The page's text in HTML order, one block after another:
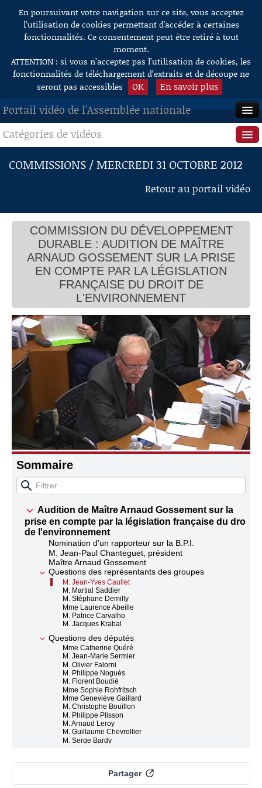
Aller au contenu
En poursuivant votre navigation sur ce site, vous acceptez
l’utilisation de cookies permettant d'accéder à certaines
fonctionnalités. Ce consentement peut être retiré à tout
moment.
ATTENTION : si vous n’acceptez pas l’utilisation de cookies, les
fonctionnalités de téléchargement d’extraits et de découpe ne
seront pas accessibles
OK En savoir plus
Portail vidéo de l'Assemblée nationale
ACCUEIL
EN DIRECT
RECHERCHE
AIDE À LA DÉCOUPE
DE VIDÉOS
Catégories de vidéos
Séance publique
Questions au Gouvernement
Commissions
Présidence
Évènements
Connaissance, Histoire
Autres
COMMISSIONS / MERCREDI 31 OCTOBRE 2012
Retour au portail vidéo
COMMISSION DU DÉVELOPPEMENT
DURABLE : AUDITION DE MAÎTRE
ARNAUD GOSSEMENT SUR LA PRISE
EN COMPTE PAR LA LÉGISLATION
FRANÇAISE DU DROIT DE
L'ENVIRONNEMENT
Sommaire
Audition de Maître Arnaud Gossement sur la
prise en compte par la législation française du droit
de l'environnement
Nomination d'un rapporteur sur la B.P.I.
M. Jean-Paul Chanteguet, président
Maître Arnaud Gossement
Questions des représentants des groupes
M. Jean-Yves Caullet
M. Martial Saddier
M. Stéphane Demilly
Mme Laurence Abeille
M. Patrice Carvalho
M. Jacques Krabal
Questions des députés
Mme Catherine Quéré
M. Jean-Marie Sermier
M. Olivier Falorni
M. Philippe Noguès
M. Florent Boudié
Mme Sophie Rohfritsch
Mme Geneviève Gaillard
M. Christophe Bouillon
M. Philippe Plisson
M. Arnaud Leroy
M. Guillaume Chevrollier
M. Serge Bardy
Echange de vues
Partager